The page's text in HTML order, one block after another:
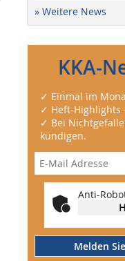
» Weitere News
KKA-
✓ Einmal im
✓ Heft-Highlights
✓ Bei
kündigen.
Anti-
Melden